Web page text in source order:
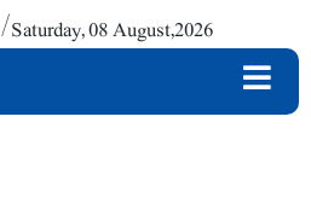
/ Saturday, 08 August,2026